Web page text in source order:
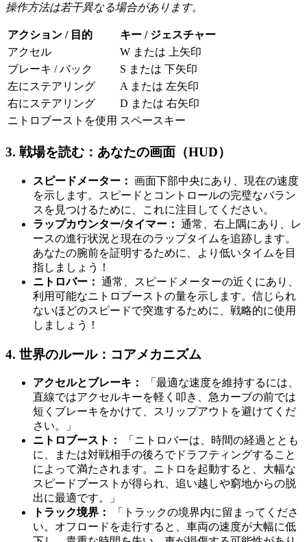
操作方法は若干異なる場合があります。
アクション / 目的
キー / ジェスチャー
アクセル
W または 上矢印
ブレーキ / バック
S または 下矢印
左にステアリング
A または 左矢印
右にステアリング
D または 右矢印
ニトロブーストを使用 スペースキー
3. 戦場を読む：あなたの画面（HUD）
スピードメーター： 画面下部中央にあり、現在の速度
を示します。スピードとコントロールの完璧なバラン
スを見つけるために、これに注目してください。
ラップカウンター/タイマー： 通常、右上隅にあり、レ
ースの進行状況と現在のラップタイムを追跡します。
あなたの腕前を証明するために、より低いタイムを目
指しましょう！
ニトロバー： 通常、スピードメーターの近くにあり、
利用可能なニトロブーストの量を示します。信じられ
ないほどのスピードで突進するために、戦略的に使用
しましょう！
4. 世界のルール：コアメカニズム
アクセルとブレーキ：
「最適な速度を維持するには、
直線ではアクセルキーを軽く叩き、急カーブの前では
短くブレーキをかけて、スリップアウトを避けてくだ
さい。」
ニトロブースト：
「ニトロバーは、時間の経過ととも
に、または対戦相手の後ろでドラフティングすること
によって満たされます。ニトロを起動すると、大幅な
スピードブーストが得られ、追い越しや窮地からの脱
出に最適です。」
トラック境界：
「トラックの境界内に留まってくださ
い。オフロードを走行すると、車両の速度が大幅に低